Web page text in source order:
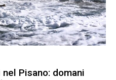
Pisano: domani